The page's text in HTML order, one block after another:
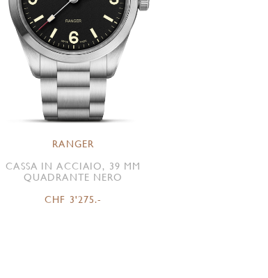
RANGER
CASSA IN ACCIAIO, 39 MM
QUADRANTE NERO
CHF 3'275.-